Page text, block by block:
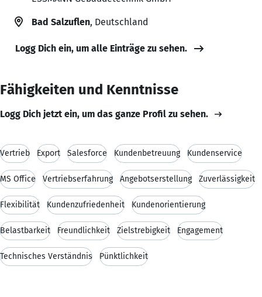
Bad Salzuflen, Deutschland
Logg Dich ein, um alle Einträge zu sehen.
Fähigkeiten und Kenntnisse
Logg Dich jetzt ein, um das ganze Profil zu sehen.
Vertrieb Export Salesforce Kundenbetreuung Kundenservice
MS Office Vertriebserfahrung Angebotserstellung Zuverlässigkeit
Flexibilität Kundenzufriedenheit Kundenorientierung
Belastbarkeit Freundlichkeit Zielstrebigkeit Engagement
Technisches Verständnis Pünktlichkeit